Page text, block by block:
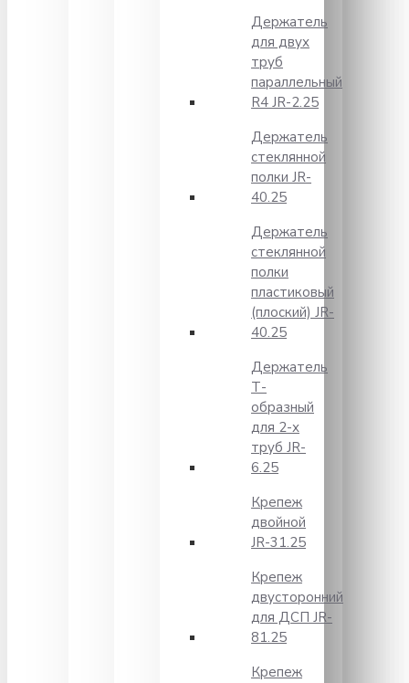
Держатель
для двух
труб
параллельный
R4 JR-2.25
Держатель
стеклянной
полки JR-
40.25
Держатель
стеклянной
полки
пластиковый
(плоский) JR-
40.25
Держатель
Т-
образный
для 2-х
труб JR-
6.25
Крепеж
двойной
JR-31.25
Крепеж
двусторонний
для ДСП JR-
81.25
Крепеж